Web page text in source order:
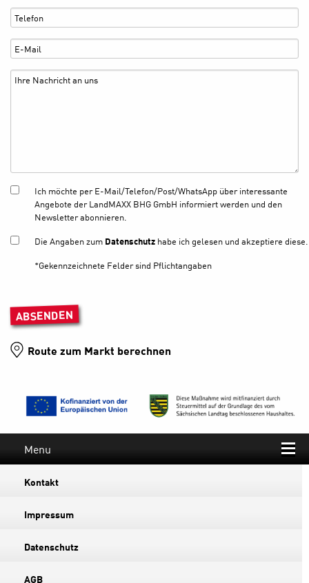
Ich möchte per E-Mail/Telefon/Post/WhatsApp über interessante
Angebote der LandMAXX BHG GmbH informiert werden und den
Newsletter abonnieren.
Die Angaben zum Datenschutzhabe ich gelesen und akzeptiere diese.
*Gekennzeichnete Felder sind Pflichtangaben
Route zum Markt berechnen
Menu
Kontakt
Impressum
Datenschutz
AGB